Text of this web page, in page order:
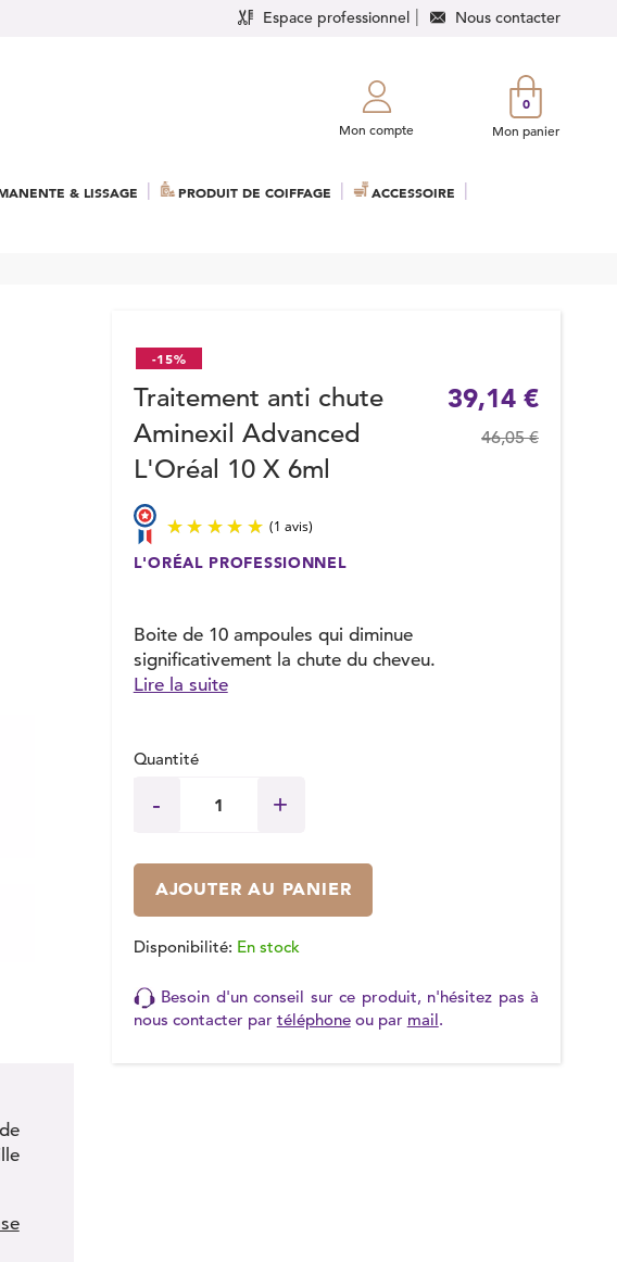
Espace professionnel Nous contacter
Mon compte
0
Mon panier
& LISSAGE PRODUIT DE COIFFAGE ACCESSOIRE
-15%
Traitement anti chute
Aminexil Advanced
L'Oréal 10 X 6ml
L'ORÉAL PROFESSIONNEL
Boite de 10 ampoules qui diminue
significativement la chute du cheveu.
Lire la suite
39,14 €
46,05 €
Quantité
AJOUTER AU PANIER
Disponibilité: En stock
Besoin d'un conseil sur ce produit, n'hésitez pas à
nous contacter par téléphoneou par mail.